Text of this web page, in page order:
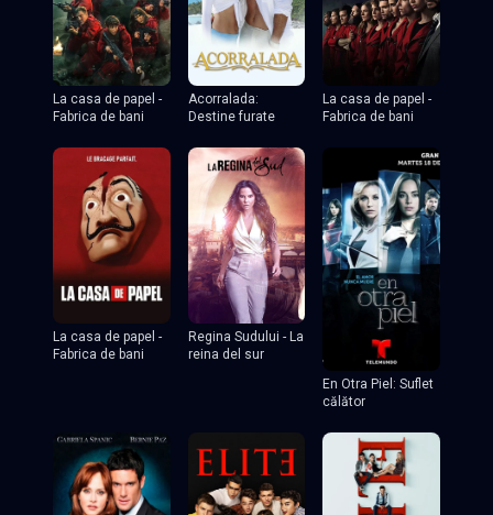
La casa de papel -
Fabrica de bani
Acorralada:
Destine furate
La casa de papel -
Fabrica de bani
La casa de papel -
Fabrica de bani
Regina Sudului - La
reina del sur
En Otra Piel: Suflet
călător